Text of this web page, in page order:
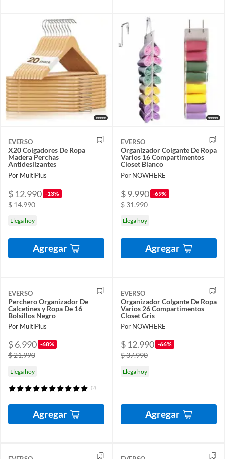
EVERSO
X20 Colgadores De Ropa
Madera Perchas
Antideslizantes
Por MultiPlus
$ 12.990 -13%
$ 14.990
Llega hoy
Agregar
EVERSO
Organizador Colgante De Ropa
Varios 16 Compartimentos
Closet Blanco
Por NOWHERE
$ 9.990 -69%
$ 31.990
Llega hoy
Agregar
EVERSO
Perchero Organizador De
Calcetines y Ropa De 16
Bolsillos Negro
Por MultiPlus
$ 6.990 -68%
$ 21.990
Llega hoy
(2)
Agregar
EVERSO
Organizador Colgante De Ropa
Varios 26 Compartimentos
Closet Gris
Por NOWHERE
$ 12.990 -66%
$ 37.990
Llega hoy
Agregar